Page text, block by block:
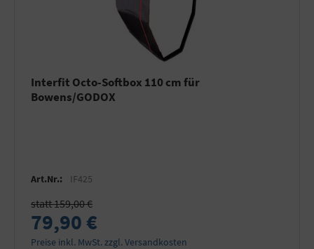
Interfit Octo-Softbox 110 cm für
Bowens/GODOX
Art.Nr.: IF425
statt 159,00 €
79,90 €
Preise inkl. MwSt. zzgl. Versandkosten